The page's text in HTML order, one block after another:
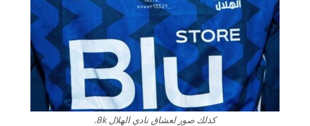
كذلك صور لعشاق نادي الهلال 8k.